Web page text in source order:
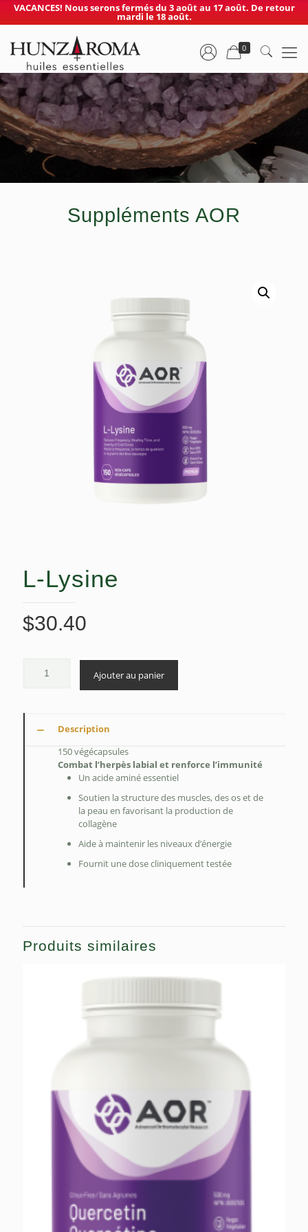
VACANCES! Nous serons fermés du 3 août au 17 août. De retour
mardi le 18 août.
0
Suppléments AOR
L-Lysine
$30.40
Ajouter au panier
Description
150 végécapsules
Combat l’herpès labial et renforce l’immunité
Un acide aminé essentiel
Soutien la structure des muscles, des os et de
la peau en favorisant la production de
collagène
Aide à maintenir les niveaux d’énergie
Fournit une dose cliniquement testée
Produits similaires